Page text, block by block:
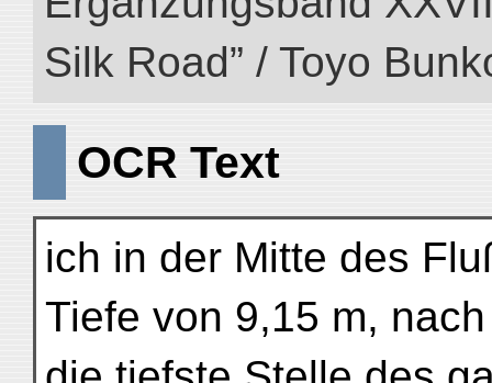
Silk Road” / Toyo
OCR Text
ich in der Mitte des
Tiefe von 9,15 m,